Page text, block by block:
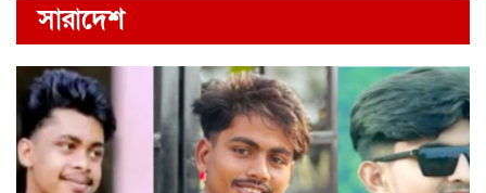
সারাদেশ